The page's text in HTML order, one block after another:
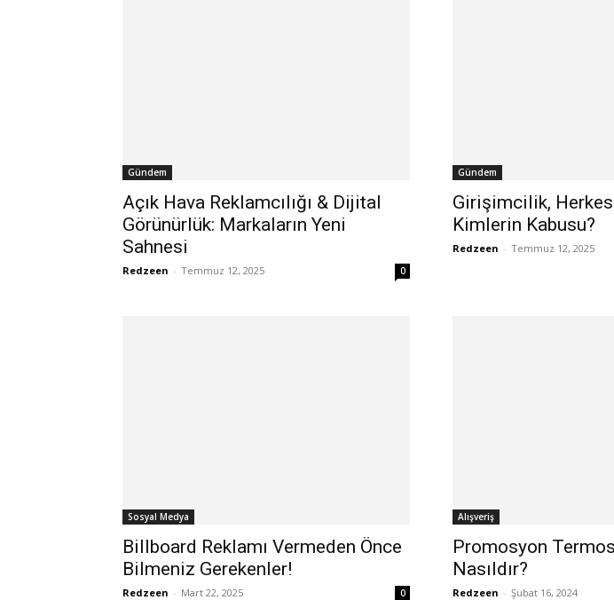
Gündem
Açık Hava Reklamcılığı & Dijital
Görünürlük: Markaların Yeni
Sahnesi
Redzeen - Temmuz 12, 2025 0
Gündem
Girişimcilik,
Kimlerin Kabusu?
Redzeen - Temmuz 12, 2025
Sosyal Medya
Billboard Reklamı Vermeden Önce
Bilmeniz Gerekenler!
Redzeen - Mart 22, 2025 0
Alışveriş
Promosyon
Nasıldır?
Redzeen - Şubat 16, 2024